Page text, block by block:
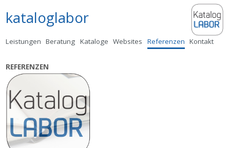
kataloglabor
Zum
Leistungen Beratung Kataloge Websites Referenzen Kontakt
REFERENZEN